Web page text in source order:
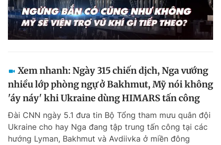
Xem nhanh: Ngày 315 chiến dịch, Nga vướng
nhiều lớp phòng ngự ở Bakhmut, Mỹ nói không
'áy náy' khi Ukraine dùng HIMARS tấn công
Đài CNN ngày 5.1 đưa tin Bộ Tổng tham mưu quân đội
Ukraine cho hay Nga đang tập trung tấn công tại các
hướng Lyman, Bakhmut và Avdiivka ở miền đông